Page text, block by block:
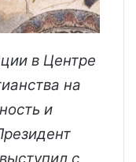
в Центре
на
и
с